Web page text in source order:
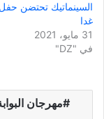
السينماتيك تحتضن حفل
غدا
31 مايو، 2021
في "DZ"
مهرجان